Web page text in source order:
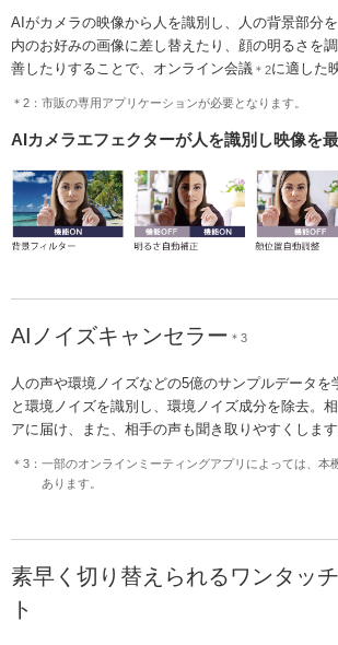
AIがカメラの映像から人を識別し、人の背景部分
内のお好みの画像に差し替えたり、顔の明るさを
善したりすることで、オンライン会議 ＊2に適した
＊2：市販の専用アプリケーションが必要となります。
AIカメラエフェクターが人を識別し映像を
AIノイズキャンセラー ＊3
人の声や環境ノイズなどの5億のサンプルデータ
と環境ノイズを識別し、環境ノイズ成分を除去。
アに届け、また、相手の声も聞き取りやすくします
＊3：一部のオンラインミーティングアプリによっては、本
あります。
素早く切り替えられるワンタッ
ト